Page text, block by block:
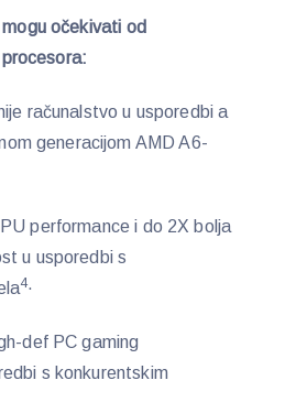
očekivati od
računalstvo u usporedbi a
generacijom AMD A6-
performance i do 2X bolja
u usporedbi s
4·
def PC gaming
s konkurentskim